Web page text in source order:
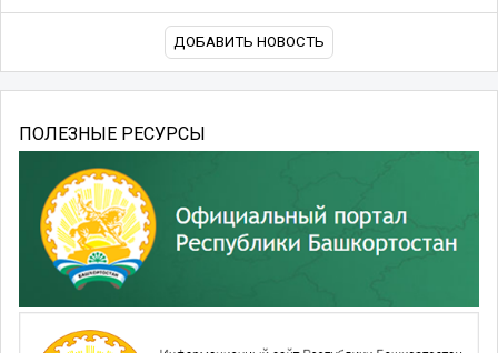
ДОБАВИТЬ НОВОСТЬ
ПОЛЕЗНЫЕ РЕСУРСЫ